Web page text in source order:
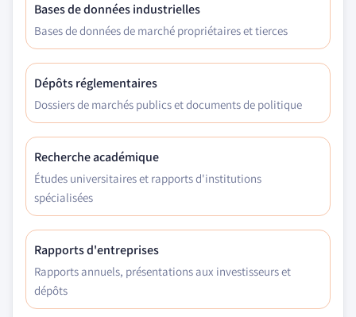
Bases de données industrielles
Bases de données de marché propriétaires et tierces
Dépôts réglementaires
Dossiers de marchés publics et documents de politique
Recherche académique
Études universitaires et rapports d'institutions
spécialisées
Rapports d'entreprises
Rapports annuels, présentations aux investisseurs et
dépôts